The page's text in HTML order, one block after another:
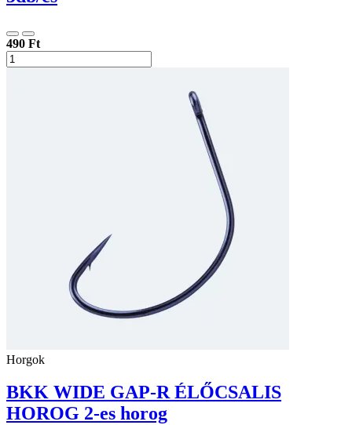
490 Ft
Horgok
BKK WIDE GAP-R ÉLŐCSALIS
HOROG 2-es horog